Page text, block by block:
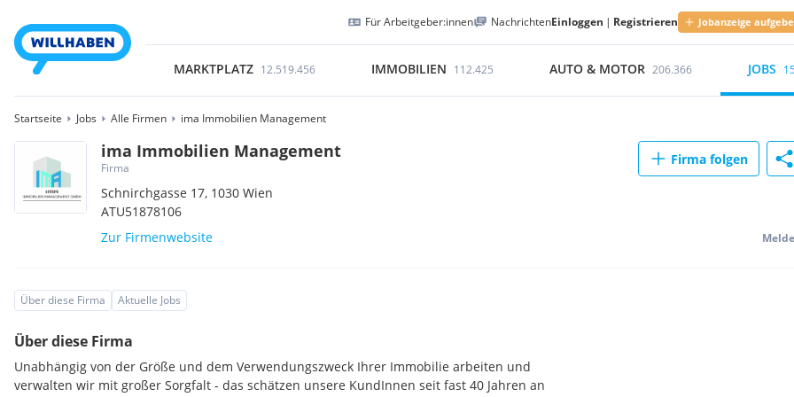
Für Arbeitgeber:innen NachrichtenEinloggen | Registrieren Jobanzeige
MARKTPLATZ 12.519.456 IMMOBILIEN 112.425 AUTO & MOTOR 206.366 JOBS
Startseite Jobs Alle Firmen ima Immobilien Management
ima Immobilien Management
Firma
Schnirchgasse 17, 1030Wien
ATU51878106
Zur Firmenwebsite
Firma folgen
Über diese Firma Aktuelle Jobs
Über diese Firma
Unabhängig von der Größe und dem Verwendungszweck Ihrer Immobilie arbeiten und
verwalten wir mit großer Sorgfalt - das schätzen unsere KundInnen seit fast 40 Jahren an